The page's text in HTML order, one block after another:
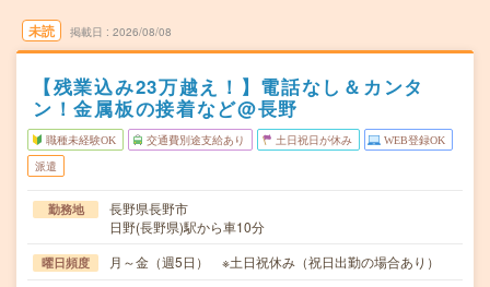
未読 掲載日 2026/08/08
【残業込み23万越え！】電話なし＆カンタ
ン！金属板の接着など@長野
職種未経験OK 交通費別途支給あり 土日祝日が休み WEB登録OK
派遣
勤務地
長野県長野市
日野(長野県)駅から車10分
曜日頻度 月～金（週5日） ※土日祝休み（祝日出勤の場合あり）